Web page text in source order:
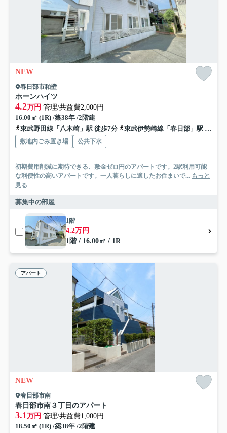
NEW
春日部市粕壁
ホーンハイツ
4.2万円 管理/共益費2,000円
16.00㎡ (1R) /築38年 /2階建
東武野田線「八木崎」駅 徒歩7分
東武伊勢崎線「春日部」駅 徒歩10分
敷地内ごみ置き場 公共下水
初期費用削減に期待できる、敷金ゼロ円のアパートです。2駅利用可能
な利便性の高いアパートです。一人暮らしに適したお住まいで... もっと
見る
募集中の部屋
1階
4.2万円
1階 / 16.00㎡ / 1R
アパート
NEW
春日部市南
春日部市南３丁目のアパート
3.1万円 管理/共益費1,000円
18.50㎡ (1R) /築38年 /2階建